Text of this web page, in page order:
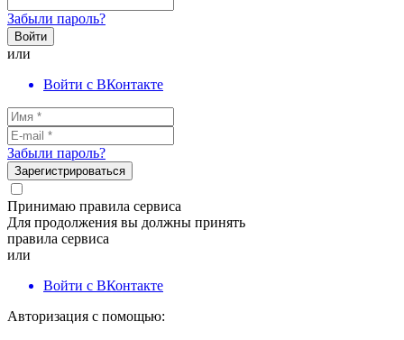
Забыли пароль?
Войти
или
Войти с ВКонтакте
Забыли пароль?
Зарегистрироваться
Принимаю правила сервиса
Для продолжения вы должны принять
правила сервиса
или
Войти с ВКонтакте
Авторизация с помощью: